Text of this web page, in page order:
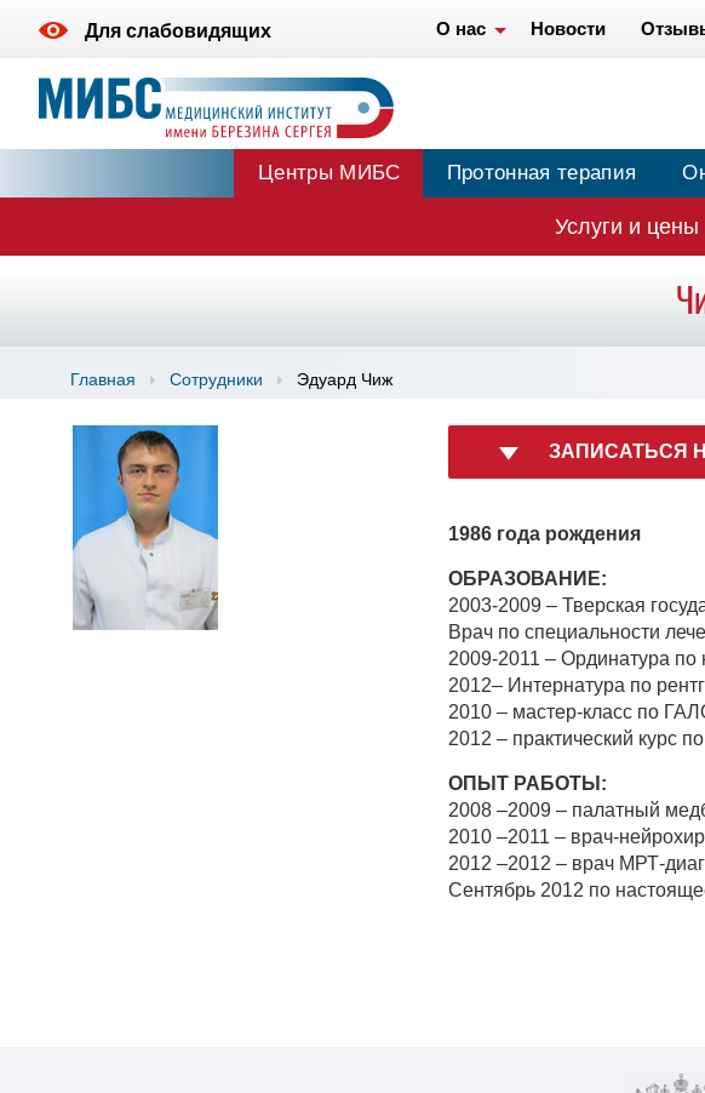
Для слабовидящих О нас Новости
Центры МИБС Протонная терапия
Услуги и цены
Главная Сотрудники Эдуард Чиж
ЗАПИСАТЬСЯ
1986 года рождения
ОБРАЗОВАНИЕ:
2003-2009 – Тверская
Врач по специальности
2009-2011 – Ординатура по
2012– Интернатура по
2010 – мастер-класс по
2012 – практический курс
ОПЫТ РАБОТЫ:
2008 –2009 – палатный
2010 –2011 – врач-
2012 –2012 – врач МРТ-
Сентябрь 2012 по